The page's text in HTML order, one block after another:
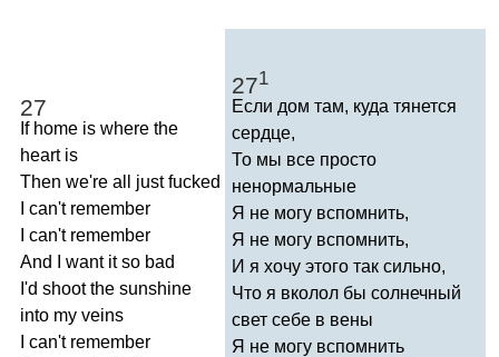
27
If home is where the
heart is
Then we're all just fucked
can't remember
can't remember
And
want it so bad
I'd shoot the sunshine
into my veins
can't remember
271
Если дом там, куда тянется
сердце,
То мы все просто
ненормальные
Я не могу вспомнить,
Я не могу вспомнить,
И я хочу этого так сильно,
Что я вколол бы солнечный
свет себе в вены
Я не могу вспомнить